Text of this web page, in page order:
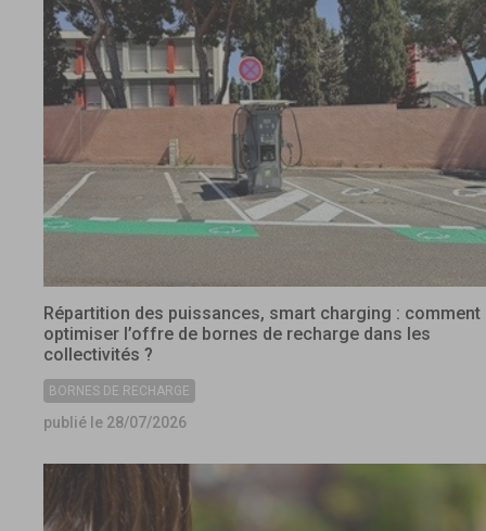
Répartition des puissances, smart charging : comment
optimiser l’offre de bornes de recharge dans les
collectivités ?
BORNES DE RECHARGE
publié le 28/07/2026